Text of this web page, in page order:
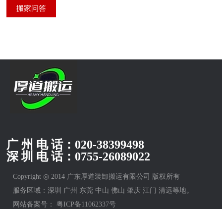
搬家问答
广 州 电 话： 020-38399498
深 圳 电 话： 0755-26089022
Copyright ◎ 2014 广东厚道装卸搬运有限公司 版权所有
服务区域：深圳 广州 东莞 中山 佛山 肇庆 江门 清远等地。
网站备案号：粤ICP备11062337号